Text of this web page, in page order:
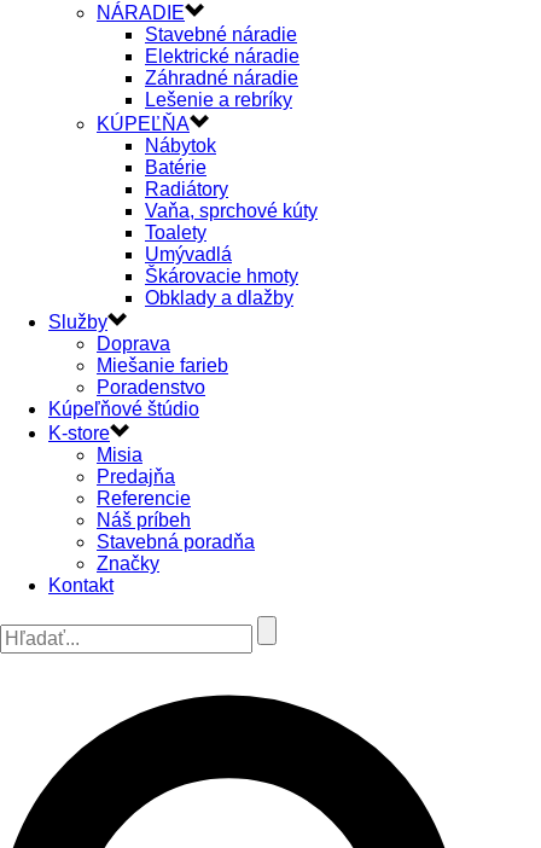
NÁRADIE
Stavebné náradie
Elektrické náradie
Záhradné náradie
Lešenie a rebríky
KÚPEĽŇA
Nábytok
Batérie
Radiátory
Vaňa, sprchové kúty
Toalety
Umývadlá
Škárovacie hmoty
Obklady a dlažby
Služby
Doprava
Miešanie farieb
Poradenstvo
Kúpeľňové štúdio
K-store
Misia
Predajňa
Referencie
Náš príbeh
Stavebná poradňa
Značky
Kontakt